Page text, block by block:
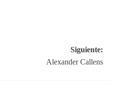
Siguiente:
Alexander Callens